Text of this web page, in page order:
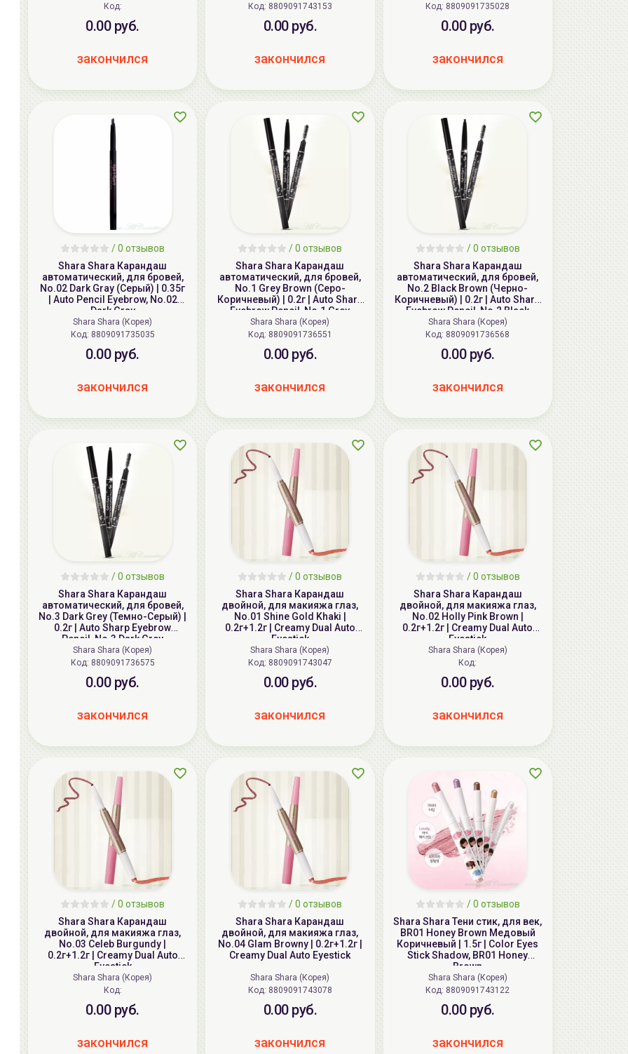
Код:
0.00 руб.
закончился
Код: 8809091743153
0.00 руб.
закончился
Код: 8809091735028
0.00 руб.
закончился
/ 0 отзывов
Shara Shara Карандаш
автоматический, для бровей,
No.02 Dark Gray (Серый) | 0.35г
| Auto Pencil Eyebrow, No.02
Dark Gray
Shara Shara (Корея)
Код: 8809091735035
0.00 руб.
закончился
/ 0 отзывов
Shara Shara Карандаш
автоматический, для бровей,
No.1 Grey Brown (Серо-
Коричневый) | 0.2г | Auto Sharp
Eyebrow Pencil, No.1 Grey
Brown
Shara Shara (Корея)
Код: 8809091736551
0.00 руб.
закончился
/ 0 отзывов
Shara Shara Карандаш
автоматический, для бровей,
No.2 Black Brown (Черно-
Коричневый) | 0.2г | Auto Sharp
Eyebrow Pencil, No.2 Black
Brown
Shara Shara (Корея)
Код: 8809091736568
0.00 руб.
закончился
/ 0 отзывов
Shara Shara Карандаш
автоматический, для бровей,
No.3 Dark Grey (Темно-Серый) |
0.2г | Auto Sharp Eyebrow
Pencil, No.3 Dark Grey
Shara Shara (Корея)
Код: 8809091736575
0.00 руб.
закончился
/ 0 отзывов
Shara Shara Карандаш
двойной, для макияжа глаз,
No.01 Shine Gold Khaki |
0.2г+1.2г | Creamy Dual Auto
Eyestick
Shara Shara (Корея)
Код: 8809091743047
0.00 руб.
закончился
/ 0 отзывов
Shara Shara Карандаш
двойной, для макияжа глаз,
No.02 Holly Pink Brown |
0.2г+1.2г | Creamy Dual Auto
Eyestick
Shara Shara (Корея)
Код:
0.00 руб.
закончился
/ 0 отзывов
Shara Shara Карандаш
двойной, для макияжа глаз,
No.03 Celeb Burgundy |
0.2г+1.2г | Creamy Dual Auto
Eyestick
Shara Shara (Корея)
Код:
0.00 руб.
закончился
/ 0 отзывов
Shara Shara Карандаш
двойной, для макияжа глаз,
No.04 Glam Browny | 0.2г+1.2г |
Creamy Dual Auto Eyestick
Shara Shara (Корея)
Код: 8809091743078
0.00 руб.
закончился
/ 0 отзывов
Shara Shara Тени стик, для век,
BR01 Honey Brown Медовый
Коричневый | 1.5г | Color Eyes
Stick Shadow, BR01 Honey
Brown
Shara Shara (Корея)
Код: 8809091743122
0.00 руб.
закончился